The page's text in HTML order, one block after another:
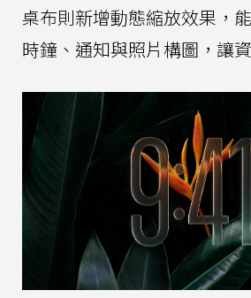
桌布則新增動態縮放效果，
時鐘、通知與照片構圖，讓